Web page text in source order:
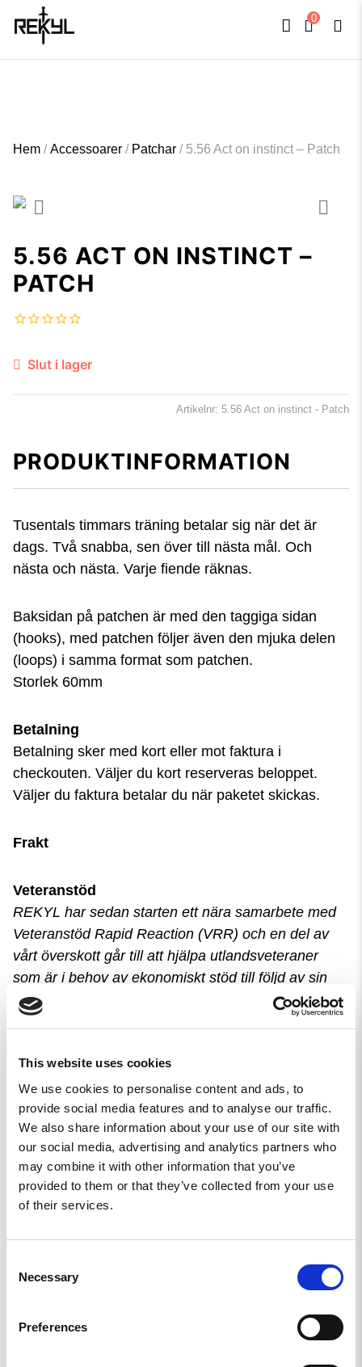
This website uses cookies
We use cookies to personalise content and ads, to
provide social media features and to analyse our traffic.
We also share information about your use of our site with
our social media, advertising and analytics partners who
may combine it with other information that you’ve
provided to them or that they’ve collected from your use
of their services.
Selection
Necessary
Preferences
FULLT TRYCK I LEDNINGAR- MEDFÖR LÄNGRE LEVERANSTID - FRI FRAKT
0
Hem / Accessoarer / Patchar /5.56 Act on instinct – Patch
5.56 ACT ON INSTINCT –
PATCH
Slut i lager
Artikelnr: 5.56 Act on instinct - Patch
PRODUKTINFORMATION
Tusentals timmars träning betalar sig när det är
dags. Två snabba, sen över till nästa mål. Och
nästa och nästa. Varje fiende räknas.
Baksidan på patchen är med den taggiga sidan
(hooks), med patchen följer även den mjuka delen
(loops) i samma format som patchen.
Storlek 60mm
Betalning
Betalning sker med kort eller mot faktura i
checkouten. Väljer du kort reserveras beloppet.
Väljer du faktura betalar du när paketet skickas.
Frakt
Veteranstöd
REKYL har sedan starten ett nära samarbete med
Veteranstöd Rapid Reaction (VRR) och en del av
vårt överskott går till att hjälpa utlandsveteraner
som är i behov av ekonomiskt stöd till följd av sin
tjänstgöring.
Skriv en recension
Ställ en fråga
Recensioner
LIKNANDE PRODUKTER